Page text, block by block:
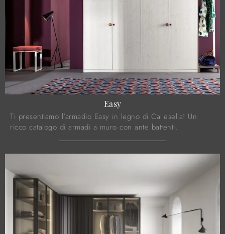
Easy
Ti presentiamo l'armadio Easy in legno di Callesella! Un
ricco catalogo di armadi a muro con ante battenti.